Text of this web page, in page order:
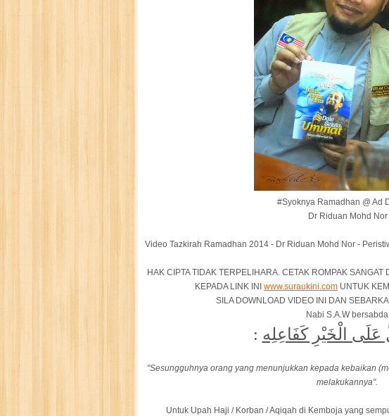
#Syoknya Ramadhan @ Ad
Dr Riduan Mohd Nor
Video Tazkirah Ramadhan 2014 - Dr Riduan Mohd Nor -
HAK CIPTA TIDAK TERPELIHARA. CETAK ROMPAK
KEPADA LINK INI www.suraukini.com UNTUK
SILA DOWNLOAD VIDEO INI DAN
Nabi S.A.W
: عَلَى الْخَيْرِ كَفَاعِلِه
"Sesungguhnya orang yang menunjukkan kepada kebaikan
melakukannya".
Untuk Upah Haji / Korban / Aqiqah di Kemboja yang